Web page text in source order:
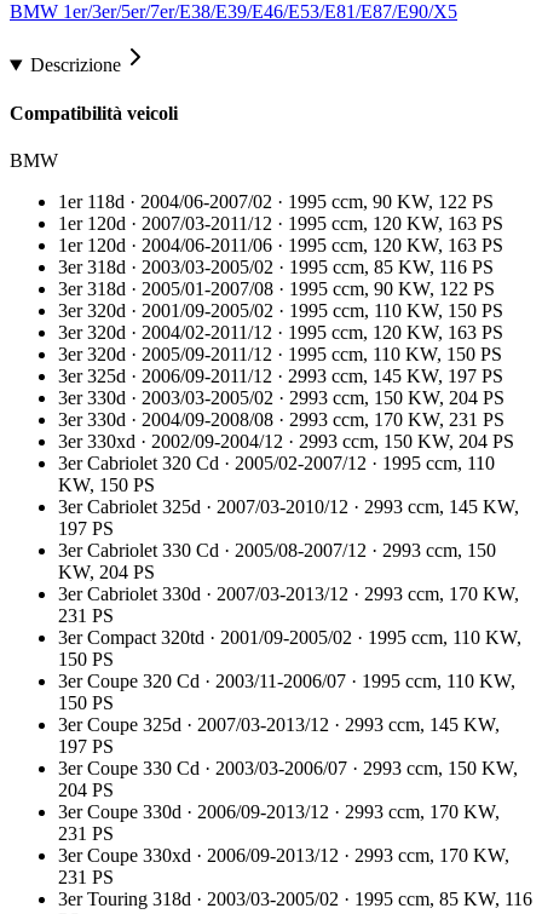
BMW 1er/3er/5er/7er/E38/E39/E46/E53/E81/E87/E90/X5
Descrizione
Compatibilità veicoli
BMW
1er 118d · 2004/06-2007/02 · 1995 ccm, 90 KW, 122 PS
1er 120d · 2007/03-2011/12 · 1995 ccm, 120 KW, 163 PS
1er 120d · 2004/06-2011/06 · 1995 ccm, 120 KW, 163 PS
3er 318d · 2003/03-2005/02 · 1995 ccm, 85 KW, 116 PS
3er 318d · 2005/01-2007/08 · 1995 ccm, 90 KW, 122 PS
3er 320d · 2001/09-2005/02 · 1995 ccm, 110 KW, 150 PS
3er 320d · 2004/02-2011/12 · 1995 ccm, 120 KW, 163 PS
3er 320d · 2005/09-2011/12 · 1995 ccm, 110 KW, 150 PS
3er 325d · 2006/09-2011/12 · 2993 ccm, 145 KW, 197 PS
3er 330d · 2003/03-2005/02 · 2993 ccm, 150 KW, 204 PS
3er 330d · 2004/09-2008/08 · 2993 ccm, 170 KW, 231 PS
3er 330xd · 2002/09-2004/12 · 2993 ccm, 150 KW, 204 PS
3er Cabriolet 320 Cd · 2005/02-2007/12 · 1995 ccm, 110
KW, 150 PS
3er Cabriolet 325d · 2007/03-2010/12 · 2993 ccm, 145 KW,
197 PS
3er Cabriolet 330 Cd · 2005/08-2007/12 · 2993 ccm, 150
KW, 204 PS
3er Cabriolet 330d · 2007/03-2013/12 · 2993 ccm, 170 KW,
231 PS
3er Compact 320td · 2001/09-2005/02 · 1995 ccm, 110 KW,
150 PS
3er Coupe 320 Cd · 2003/11-2006/07 · 1995 ccm, 110 KW,
150 PS
3er Coupe 325d · 2007/03-2013/12 · 2993 ccm, 145 KW,
197 PS
3er Coupe 330 Cd · 2003/03-2006/07 · 2993 ccm, 150 KW,
204 PS
3er Coupe 330d · 2006/09-2013/12 · 2993 ccm, 170 KW,
231 PS
3er Coupe 330xd · 2006/09-2013/12 · 2993 ccm, 170 KW,
231 PS
3er Touring 318d · 2003/03-2005/02 · 1995 ccm, 85 KW, 116